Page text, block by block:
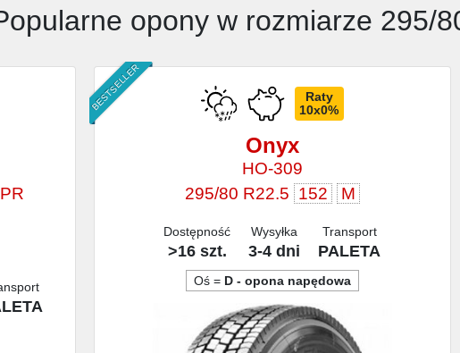
opony w rozmiarze 295/
BESTSELLER
Raty
10x0%
Onyx
HO-309
295/80 R22.5 152 M
Dostępność
>16 szt.
Wysyłka
3-4 dni
Transport
PALETA
Oś = D - opona napędowa